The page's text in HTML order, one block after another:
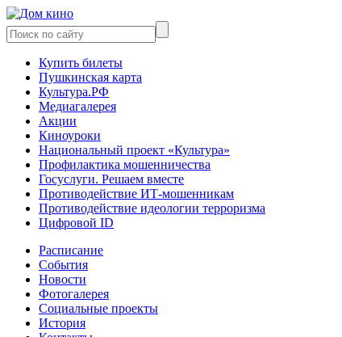
Купить билеты
Пушкинская карта
Культура.РФ
Медиагалерея
Акции
Киноуроки
Национальный проект «Культура»
Профилактика мошенничества
Госуслуги. Решаем вместе
Противодействие ИТ-мошенникам
Противодействие идеологии терроризма
Цифровой ID
Расписание
События
Новости
Фотогалерея
Социальные проекты
История